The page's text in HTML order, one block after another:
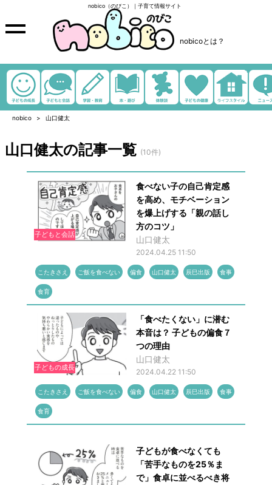
nobico（のびこ）｜子育て情報サイト
nobicoとは？
nobico 山口健太
山口健太の記事一覧 (10件)
子どもと会話
食べない子の自己肯定感
を高め、モチベーション
を爆上げする「親の話し
方のコツ」
山口健太
2024.04.25 11:50
こたきさえ ご飯を食べない 偏食 山口健太 辰巳出版 食事
食育
子どもの成長
「食べたくない」に潜む
本音は？ 子どもの偏食７
つの理由
山口健太
2024.04.22 11:50
こたきさえ ご飯を食べない 偏食 山口健太 辰巳出版 食事
食育
子どもが食べなくても
「苦手なものを25％ま
で」食卓に並べるべき将